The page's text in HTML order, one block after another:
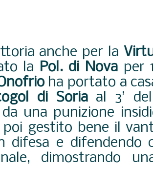
anche per la
la Pol. di Nova per
ha portato a
di Soriaal 3’ del
una punizione
gestito bene il
difesa e difendendo
dimostrando